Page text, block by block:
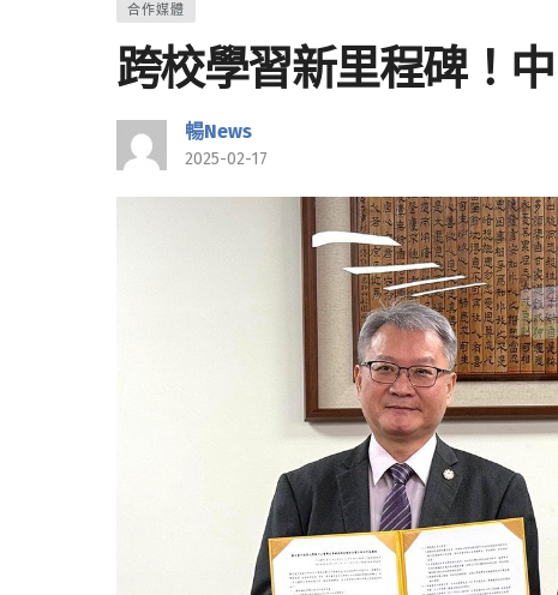
合作媒體
跨校學習新里程碑！
暢News
2025-02-17